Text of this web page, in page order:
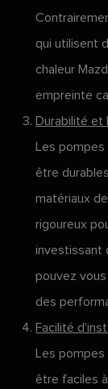
qui utilisent
chaleur
empreinte
Durabilité et
Les pompes
être
matériaux
rigoureux
investissant
pouvez
des
Facilité
Les pompes
être faciles